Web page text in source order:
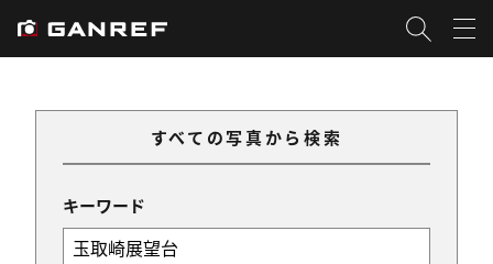
すべての写真から検索
キーワード